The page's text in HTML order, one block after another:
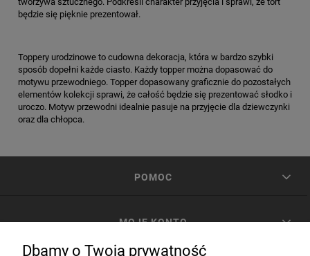
będzie się pięknie prezentował.
Toppery urodzinowe to cudowna dekoracja, która w bardzo szybki
sposób dopełni każde ciasto. Każdy topper można dopasować do
motywu przewodniego. Topper dopasowany graficznie do pozostałych
elementów kolekcji sprawi, że całość będzie się prezentować słodko i
uroczo. Motyw przewodni idealnie pasuje na przyjęcie dla dziewczynki
oraz dla chłopca.
POMOC
MOJE KONTO
Dbamy o Twoją prywatność